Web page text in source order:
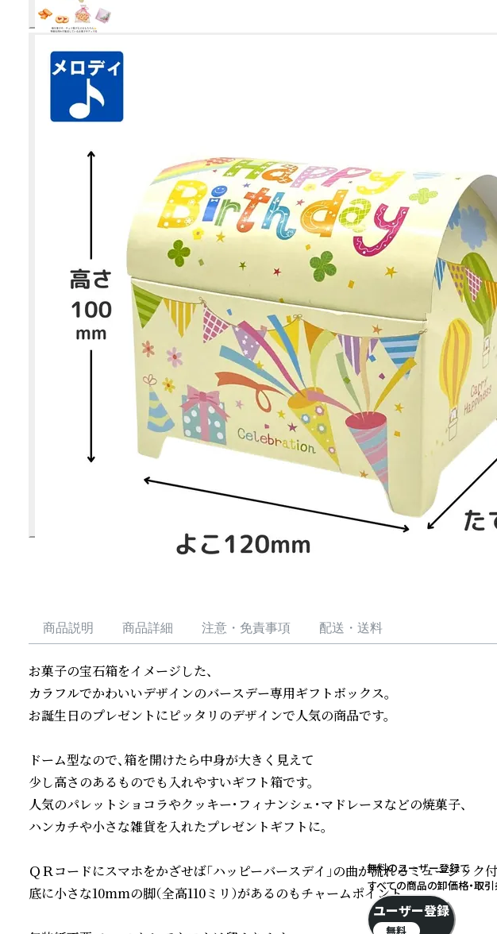
商品説明 商品詳細 注意・免責事項 配送・送料
お菓子の宝石箱をイメージした、
カラフルでかわいいデザインのバースデー専用ギフトボックス。
お誕生日のプレゼントにピッタリのデザインで人気の商品です。
ドーム型なので、箱を開けたら中身が大きく見えて
少し高さのあるものでも入れやすいギフト箱です。
人気のパレットショコラやクッキー・フィナンシェ・マドレーヌなどの焼菓子、
ハンカチや小さな雑貨を入れたプレゼントギフトに。
ＱＲコードにスマホをかざせば「ハッピーバースデイ」の曲が流れるミュージック付
底に小さな10mmの脚（全高110ミリ）があるのもチャームポイント。
無料のユーザー登録で
すべての商品の卸価格・取
ユーザー登録
無料